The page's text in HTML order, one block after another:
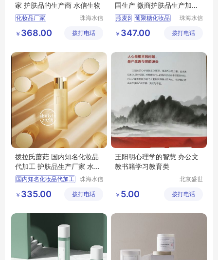
家 护肤品的生产商 水信生物
化妆品厂家
好的化妆品加工厂家
护肤品的生产商
珠海水信
有限公司
￥ 368.00 拨打电话
国生产 微商护肤品生产加工
水信生物
燕麦β 葡聚糖化妆品
好的化妆品oem工厂
水信生物
珠海水信
有限公司
￥ 347.00 拨打电话
拨拉氏蘑菇 国内知名化妆品
代加工 护肤品生产厂家 水信
生物
国内知名化妆品代加工
代工的工厂化妆品
水信生物
珠海水信
有限公司
￥ 335.00 拨打电话
王阳明心理学的智慧 办公文
教书籍学习教育类
北京盛世
传播中心
￥ 5.00 拨打电话